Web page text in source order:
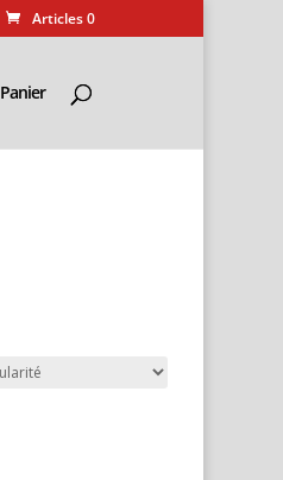
Articles 0
Panier